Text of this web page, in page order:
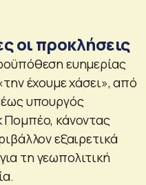
οι προκλήσεις
ευημερίας
έχουμε χάσει», από
υπουργός
κάνοντας
εξαιρετικά
τη γεωπολιτική